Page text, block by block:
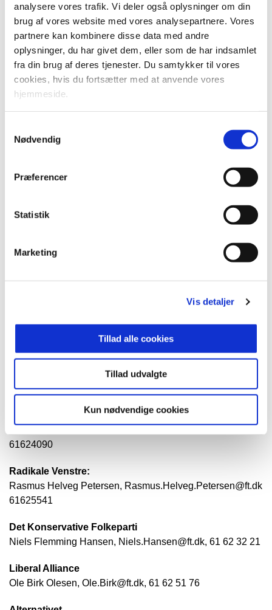
analysere vores trafik. Vi deler også oplysninger om din
brug af vores website med vores analysepartnere. Vores
partnere kan kombinere disse data med andre
oplysninger, du har givet dem, eller som de har indsamlet
fra din brug af deres tjenester. Du samtykker til vores
cookies, hvis du fortsætter med at anvende vores
hjemmeside.
Nødvendig
Præferencer
Statistik
Marketing
Vis detaljer
Tillad alle cookies
Tillad udvalgte
Kun nødvendige cookies
Oplevelsen af at oplade elbiler skal minde mindre om
nethandel, men mere om at handle på en tankstation. Med
aftalen bliver der opsat klare rammer for betaling – f.eks.
skal man kunne betale med almindelige betalingskort på
lynlandere – og der skal være klar skiltning af pris i kr. pr.
kilowatt og prisen, som skal betales for den samlede
opladning ved ladestanderen. For ladestandere med lav
effekt på under 50 kW kræves der ikke kortlæsere, hvis det
af ladestandere blive udformet med henblik på, at brugerne
kan forvente rimelige og ikkediskriminerende priser, når de
Lovforslaget bliver fremsat i denne folketingssamling og
Thomas Jensen, Thomas.Jensen@ft.dk 61624178
Hans Kristian Skibby, Hans.Skibby@ft.dk, 61 62 42 31
Socialistisk Folkeparti:
61624090
Radikale Venstre:
Rasmus Helveg Petersen, Rasmus.Helveg.Petersen@ft.dk
61625541
Det Konservative Folkeparti
Niels Flemming Hansen, Niels.Hansen@ft.dk, 61 62 32 21
Liberal Alliance
Ole Birk Olesen, Ole.Birk@ft.dk, 61 62 51 76